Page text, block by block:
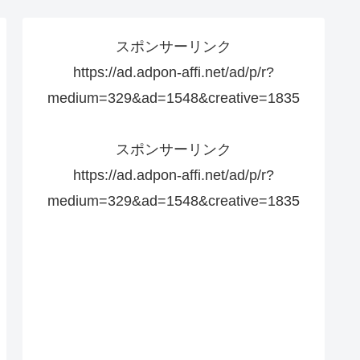
スポンサーリンク
https://ad.adpon-affi.net/ad/p/r?
medium=329&ad=1548&creative=1835
スポンサーリンク
https://ad.adpon-affi.net/ad/p/r?
medium=329&ad=1548&creative=1835